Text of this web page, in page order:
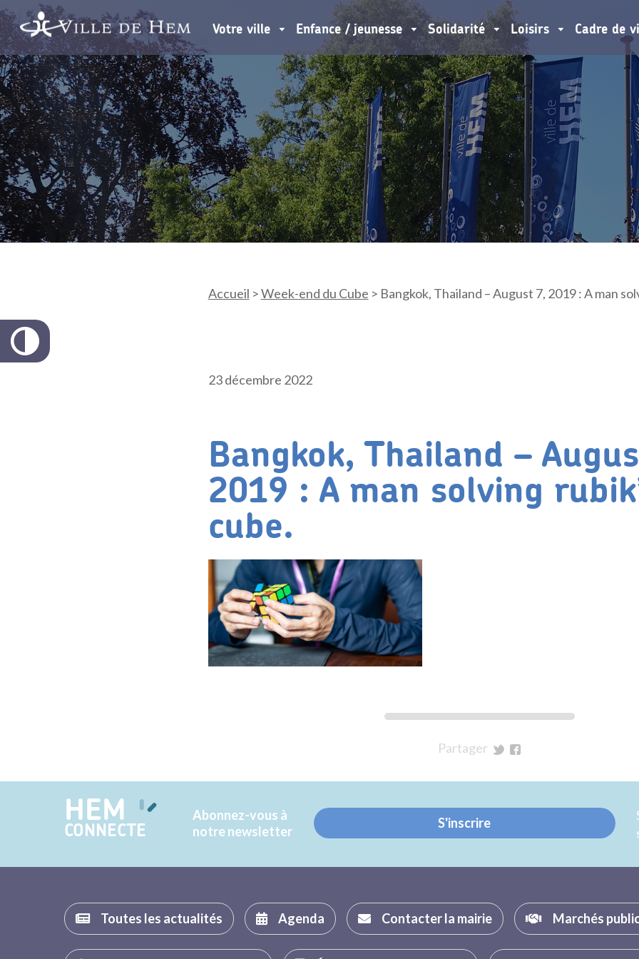
Votre ville Enfance / jeunesse Solidarité Loisirs Cadre de
Accueil >Week-end du Cube > Bangkok, Thailand – August 7, 2019 : A man
23 décembre 2022
Bangkok, Thailand –
2019 : A man solving
cube.
Partager
Twitter
Facebook
HEM
CONNECTE
Abonnez-vous à
notre newsletter
S'inscrire
Toutes les actualités Agenda Contacter la mairie Marchés